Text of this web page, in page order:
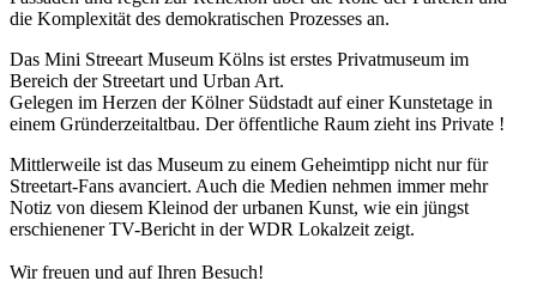
die Komplexität des demokratischen Prozesses an.
Das Mini Streeart Museum Kölns ist erstes Privatmuseum im
Bereich der Streetart und Urban Art.
Gelegen im Herzen der Kölner Südstadt auf einer Kunstetage in
einem Gründerzeitaltbau. Der öffentliche Raum zieht ins Private !
Mittlerweile ist das Museum zu einem Geheimtipp nicht nur für
Streetart-Fans avanciert. Auch die Medien nehmen immer mehr
Notiz von diesem Kleinod der urbanen Kunst, wie ein jüngst
erschienener TV-Bericht in der WDR Lokalzeit zeigt.
Wir freuen und auf Ihren Besuch!